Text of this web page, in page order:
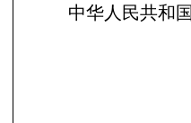
中华人民共和国